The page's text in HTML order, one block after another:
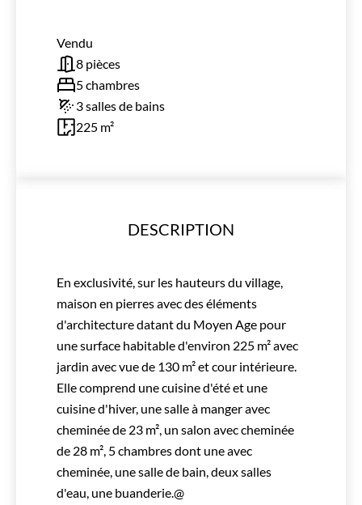
Vendu
8 pièces
5 chambres
3 salles de bains
225 m²
DESCRIPTION
En exclusivité, sur les hauteurs du village,
maison en pierres avec des éléments
d'architecture datant du Moyen Age pour
une surface habitable d'environ 225 m² avec
jardin avec vue de 130 m² et cour intérieure.
Elle comprend une cuisine d'été et une
cuisine d'hiver, une salle à manger avec
cheminée de 23 m², un salon avec cheminée
de 28 m², 5 chambres dont une avec
cheminée, une salle de bain, deux salles
d'eau, une buanderie.@